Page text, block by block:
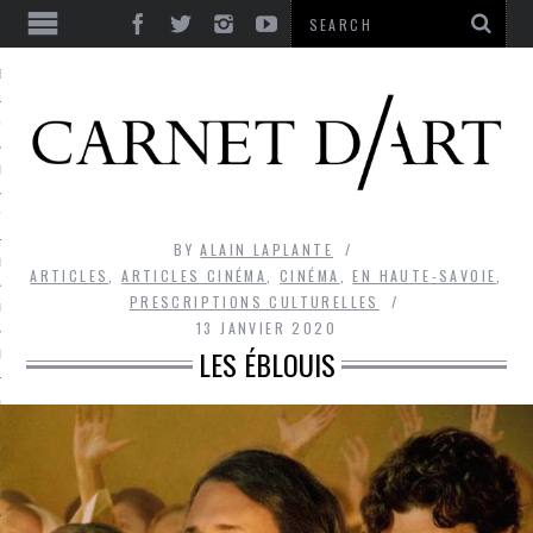
ULTIME
RIRE
LIBERTÉ
BEAUTÉ
FOLIE
BYALAIN LAPLANTE
ARTICLES
,ARTICLES CINÉMA ,CINÉMA ,EN HAUTE-SAVOIE
PRESCRIPTIONS CULTURELLES
13 JANVIER 2020
LES ÉBLOUIS